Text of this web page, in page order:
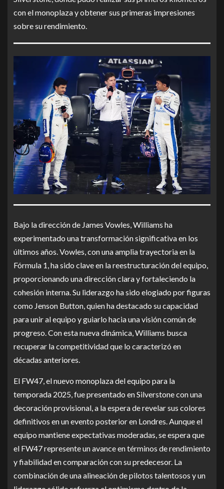
con el monoplaza y obtener sus primeras impresiones
sobre su rendimiento.
Bajo la dirección de James Vowles, Williams ha
experimentado una transformación significativa en los
últimos años. Vowles, con una amplia trayectoria en la
Fórmula 1, ha sido clave en la reestructuración del equipo,
proporcionando una dirección clara y fortaleciendo la
cohesión interna. Su liderazgo ha sido elogiado por figuras
como Jenson Button, quien ha destacado su capacidad
para unir al equipo y guiarlo hacia una visión común de
progreso. Con esta nueva dinámica, Williams busca
recuperar la competitividad que lo caracterizó en
décadas anteriores.
El FW47, el nuevo monoplaza del equipo para la
temporada 2025, fue presentado en Silverstone con una
decoración provisional, a la espera de revelar sus colores
definitivos en un evento posterior en Londres. Aunque el
equipo mantiene expectativas moderadas, se espera que
el FW47 represente un avance en términos de rendimiento
y fiabilidad en comparación con su predecesor. La
combinación de una alineación de pilotos talentosos y un